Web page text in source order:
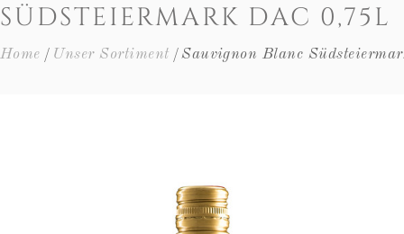
SÜDSTEIERMARK DAC 0,75L
Home Unser Sortiment Sauvignon Blanc